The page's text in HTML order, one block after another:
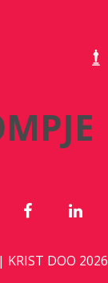
KRIST DOO 2026